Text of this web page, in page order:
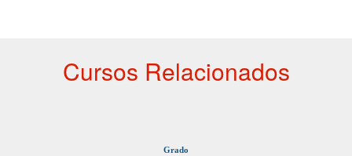
Cursos Relacionados
Grado